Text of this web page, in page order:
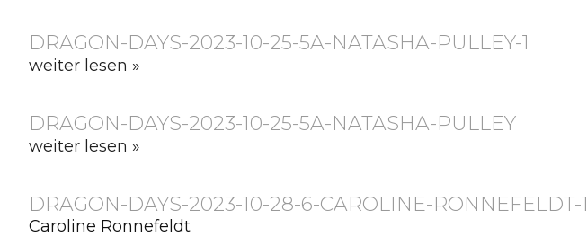
DRAGON-DAYS-2023-10-25-5A-NATASHA-PULLEY-1
weiter lesen »
DRAGON-DAYS-2023-10-25-5A-NATASHA-PULLEY
weiter lesen »
DRAGON-DAYS-2023-10-28-6-CAROLINE-RONNEFELDT-1
Caroline Ronnefeldt